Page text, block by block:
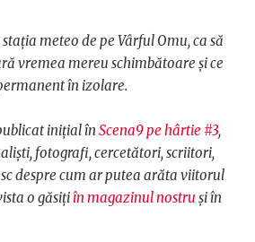
meteo de pe Vârful Omu, ca să
vremea mereu schimbătoare și ce
în izolare.
inițial în Scena9 pe hârtie #3,
fotografi, cercetători, scriitori,
despre cum ar putea arăta viitorul
o găsițiîn magazinul nostru și în